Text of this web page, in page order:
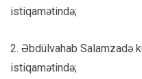
istiqamətində;
2. Əbdülvahab Salamzadə
istiqamətində;